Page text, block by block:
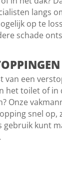
langs
op te
schade
van een
het toilet of in
Onze
snel op,
gebruik kunt